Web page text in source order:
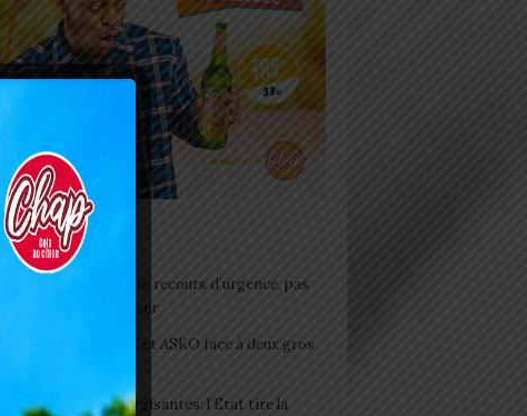
Articles récents
Pilule du lendemain : un recours d’urgence, pas
une habitude à banaliser
Interclubs CAF: ASCK et ASKO face à deux gros
morceaux
Togo/ Boissons énergisantes: l’État tire la